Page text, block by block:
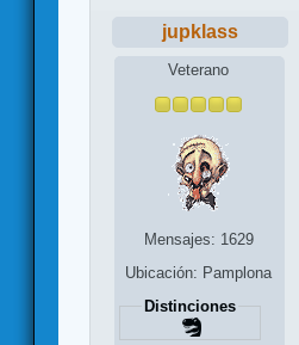
jupklass
Veterano
Mensajes: 1629
Ubicación: Pamplona
Distinciones